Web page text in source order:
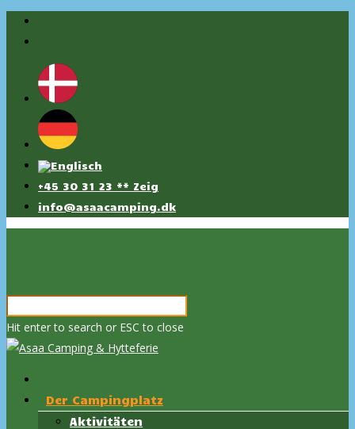
+45 30 31 23 ** Zeig
info@asaacamping.dk
Hit enter to search or ESC to close
Der Campingplatz
Aktivitäten